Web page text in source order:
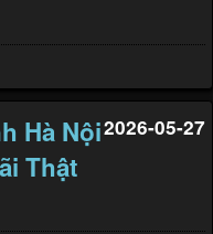
Hà Nội
Thật
2026-05-27